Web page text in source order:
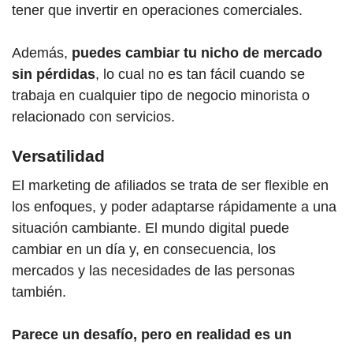
tener que invertir en operaciones comerciales.
Además, puedes cambiar tu nicho de mercado
sin pérdidas, lo cual no es tan fácil cuando se
trabaja en cualquier tipo de negocio minorista o
relacionado con servicios.
Versatilidad
El marketing de afiliados se trata de ser flexible en
los enfoques, y poder adaptarse rápidamente a una
situación cambiante. El mundo digital puede
cambiar en un día y, en consecuencia, los
mercados y las necesidades de las personas
también.
Parece un desafío, pero en realidad es un